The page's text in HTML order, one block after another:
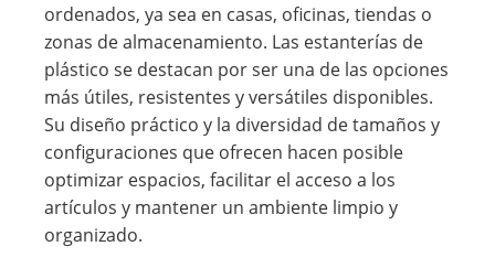
ordenados, ya sea en casas, oficinas, tiendas o
zonas de almacenamiento. Las estanterías de
plástico se destacan por ser una de las opciones
más útiles, resistentes y versátiles disponibles.
Su diseño práctico y la diversidad de tamaños y
configuraciones que ofrecen hacen posible
optimizar espacios, facilitar el acceso a los
artículos y mantener un ambiente limpio y
organizado.